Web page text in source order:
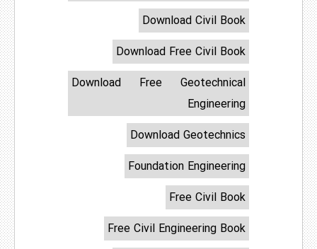
Download Civil Book
Download Free Civil Book
Download Free Geotechnical
Engineering
Download Geotechnics
Foundation Engineering
Free Civil Book
Free Civil Engineering Book